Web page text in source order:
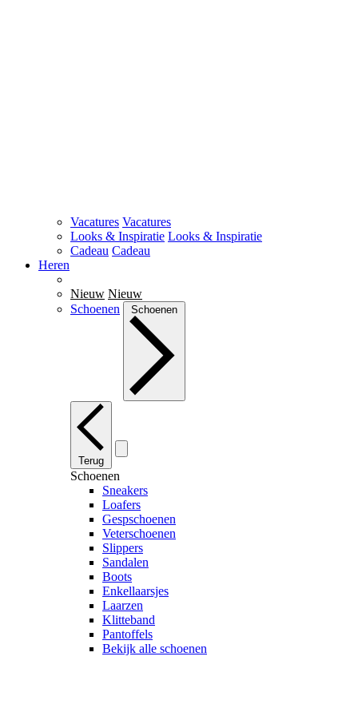
Vacatures Vacatures
Looks & Inspiratie Looks & Inspiratie
Cadeau Cadeau
Heren
Nieuw Nieuw
Schoenen
Schoenen
Terug
Schoenen
Sneakers
Loafers
Gespschoenen
Veterschoenen
Slippers
Sandalen
Boots
Enkellaarsjes
Laarzen
Klitteband
Pantoffels
Bekijk alle schoenen